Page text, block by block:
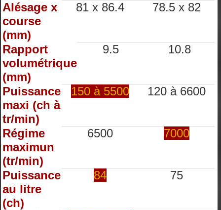
Alésage x
course
(mm)
81 x 86.4 78.5 x 82
Rapport
volumétrique
(mm)
9.5 10.8
Puissance
maxi (ch à
tr/min)
150 à 5500 120 à 6600
Régime
maximun
(tr/min)
6500 7000
Puissance
au litre
(ch)
84 75